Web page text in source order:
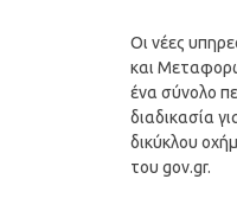
Οι νέες
και
ένα σύνολο
διαδικασία
δικύκλου
του gov.gr.